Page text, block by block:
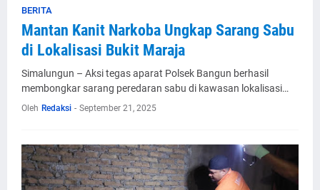
BERITA
Mantan Kanit Narkoba Ungkap Sarang Sabu
di Lokalisasi Bukit Maraja
Simalungun – Aksi tegas aparat Polsek Bangun berhasil
membongkar sarang peredaran sabu di kawasan lokalisasi…
Oleh Redaksi - September 21, 2025